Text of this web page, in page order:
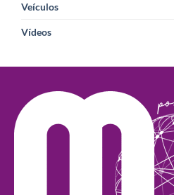
Veículos
Vídeos